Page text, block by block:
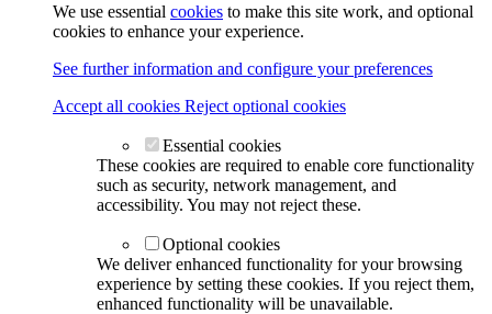
We use essential cookies to make this site work, and optional
cookies to enhance your experience.
See further information and configure your preferences
Accept all cookies Reject optional cookies
Essential cookies
These cookies are required to enable core functionality
such as security, network management, and
accessibility. You may not reject these.
Optional cookies
We deliver enhanced functionality for your browsing
experience by setting these cookies. If you reject them,
enhanced functionality will be unavailable.